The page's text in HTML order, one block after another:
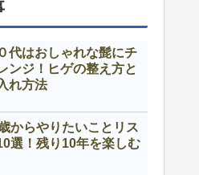
代はおしゃれな髭にチ
ンジ！ヒゲの整え方と
れ方法
からやりたいことリス
選！残り10年を楽しむ